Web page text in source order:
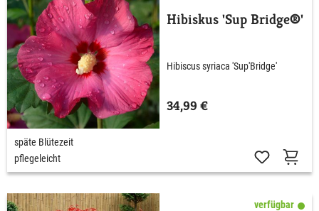
Hibiskus 'Sup Bridge®'
Hibiscus syriaca 'Sup'Bridge'
34,99 €
späte Blütezeit
pflegeleicht
verfügbar